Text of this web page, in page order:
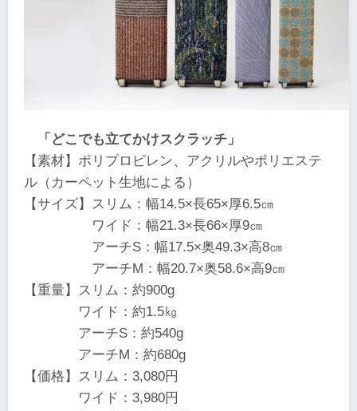
「どこでも立てかけスクラッチ」
【素材】ポリプロピレン、アクリルやポリエステ
ル（カーペット生地による）
【サイズ】スリム：幅14.5×長65×厚6.5㎝
ワイド：幅21.3×長66×厚9㎝
アーチS：幅17.5×奥49.3×高8㎝
アーチM：幅20.7×奥58.6×高9㎝
【重量】スリム：約900g
ワイド：約1.5㎏
アーチS：約540g
アーチM：約680g
【価格】スリム：3,080円
ワイド：3,980円